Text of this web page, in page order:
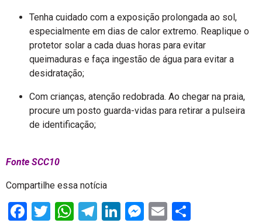
Tenha cuidado com a exposição prolongada ao sol,
especialmente em dias de calor extremo. Reaplique o
protetor solar a cada duas horas para evitar
queimaduras e faça ingestão de água para evitar a
desidratação;
Com crianças, atenção redobrada. Ao chegar na praia,
procure um posto guarda-vidas para retirar a pulseira
de identificação;
Fonte SCC10
Compartilhe essa notícia
Facebook
Twitter
WhatsApp
Telegram
LinkedIn
Messenger
Email